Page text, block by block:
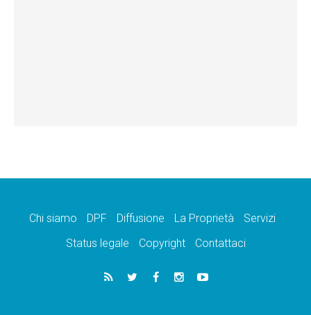
Chi siamo DPF Diffusione La Proprietà
Servizi
Status legale
Copyright Contattaci